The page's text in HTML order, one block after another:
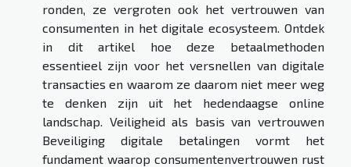
ronden, ze vergroten ook het vertrouwen van
consumenten in het digitale ecosysteem. Ontdek
in dit artikel hoe deze betaalmethoden
essentieel zijn voor het versnellen van digitale
transacties en waarom ze daarom niet meer weg
te denken zijn uit het hedendaagse online
landschap. Veiligheid als basis van vertrouwen
Beveiliging digitale betalingen vormt het
fundament waarop consumentenvertrouwen rust